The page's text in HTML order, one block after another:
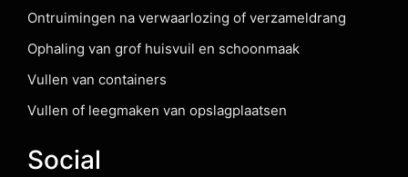
Ontruimingen na verwaarlozing of verzameldrang
Ophaling van grof huisvuil en schoonmaak
Vullen van containers
Vullen of leegmaken van opslagplaatsen
Social